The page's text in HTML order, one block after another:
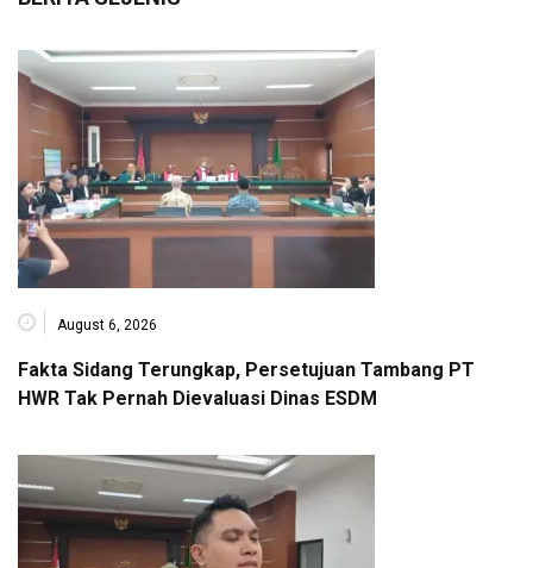
August 6, 2026
Fakta Sidang Terungkap, Persetujuan Tambang PT
HWR Tak Pernah Dievaluasi Dinas ESDM